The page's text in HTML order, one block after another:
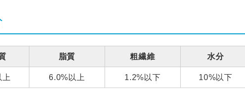
脂質 粗繊維 水分
6.0%以上 1.2%以下 10%以下